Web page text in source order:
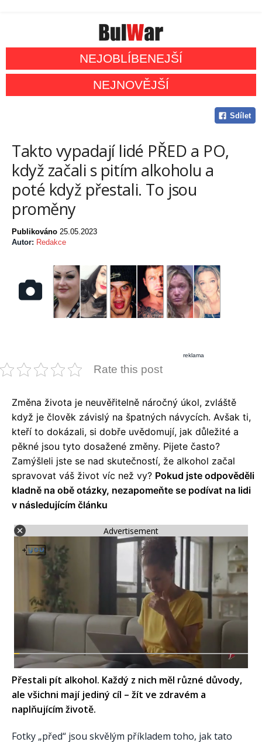
NEJOBLÍBENEJŠÍ
NEJNOVĚJŠÍ
Sdílet
Takto vypadají lidé PŘED a PO,
když začali s pitím alkoholu a
poté když přestali. To jsou
proměny
Publikováno 25.05.2023
Autor: Redakce
reklama
Rate this post
Změna života je neuvěřitelně náročný úkol, zvláště
když je člověk závislý na špatných návycích. Avšak ti,
kteří to dokázali, si dobře uvědomují, jak důležité a
pěkné jsou tyto dosažené změny. Pijete často?
Zamýšleli jste se nad skutečností, že alkohol začal
spravovat váš život víc než vy? Pokud jste odpověděli
kladně na obě otázky, nezapomeňte se podívat na lidi
v následujícím článku
Advertisement
Přestali pít alkohol. Každý z nich měl různé důvody,
ale všichni mají jediný cíl – žít ve zdravém a
naplňujícím životě.
Fotky „před“ jsou skvělým příkladem toho, jak tato